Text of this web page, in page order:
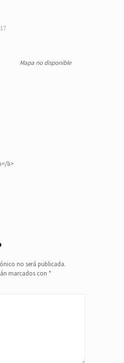
Mapa no disponible
li>
no será publicada.
marcados con *